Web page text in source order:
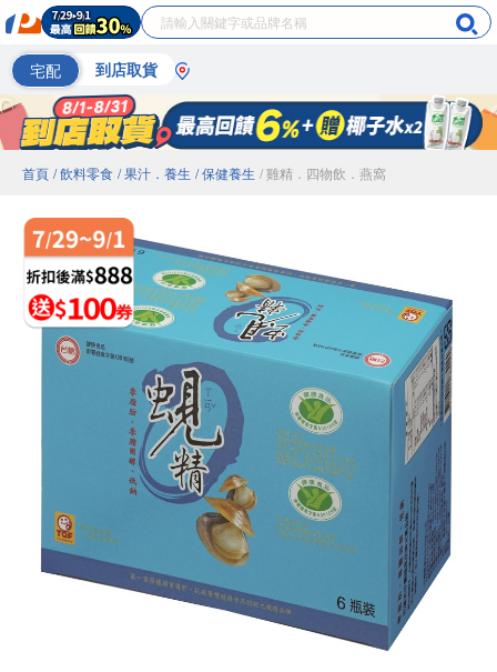
宅配 到店取貨
首頁 / 飲料零食 / 果汁．養生 / 保健養生 / 雞精．四物飲．燕窩